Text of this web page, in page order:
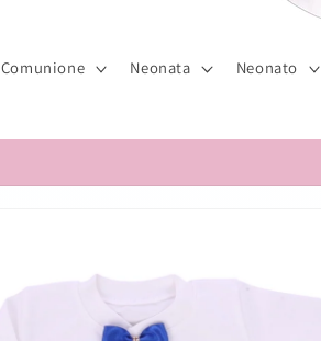
Comunione Neonata Neonato